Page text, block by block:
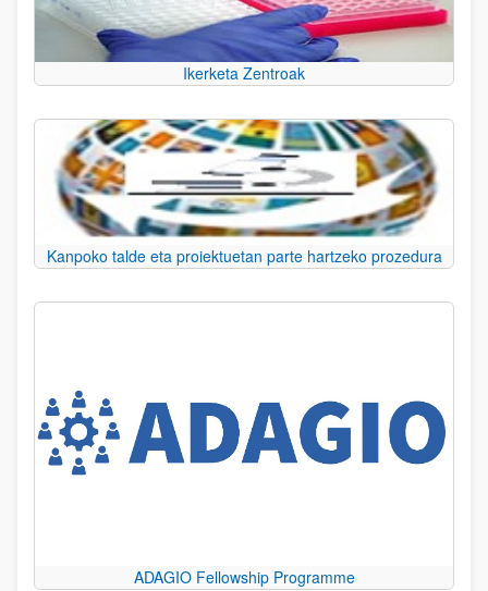
Ikerketa Zentroak
Kanpoko talde eta proiektuetan parte hartzeko prozedura
ADAGIO Fellowship Programme